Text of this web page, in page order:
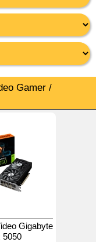
Gamer /
Gigabyte
5050